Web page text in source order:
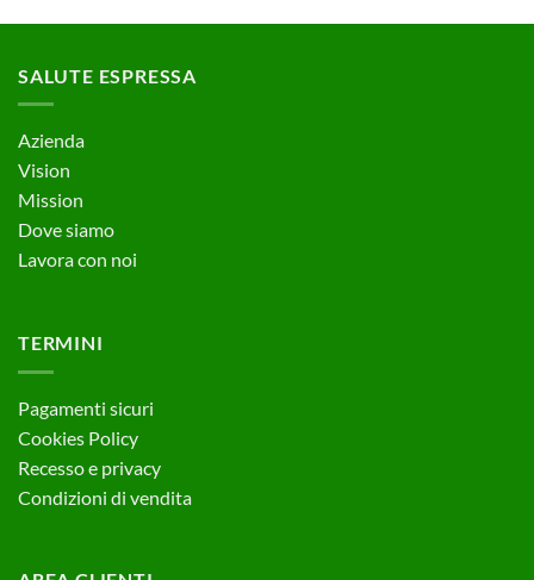
SALUTE ESPRESSA
Azienda
Vision
Mission
Dove siamo
Lavora con noi
TERMINI
Pagamenti sicuri
Cookies Policy
Recesso e privacy
Condizioni di vendita